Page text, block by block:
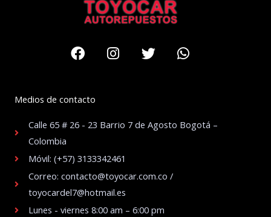
FacebookInstagram
TwitterWhatsapp
Medios de contacto
Calle 65 # 26 - 23 Barrio 7 de Agosto Bogotá –
Colombia
Móvil: (+57) 3133342461
Correo: contacto@toyocar.com.co /
toyocardel7@hotmail.es
Lunes - viernes 8:00 am – 6:00 pm